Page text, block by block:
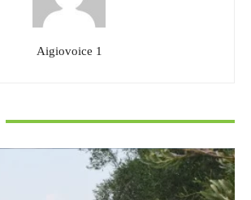
Aigiovoice 1